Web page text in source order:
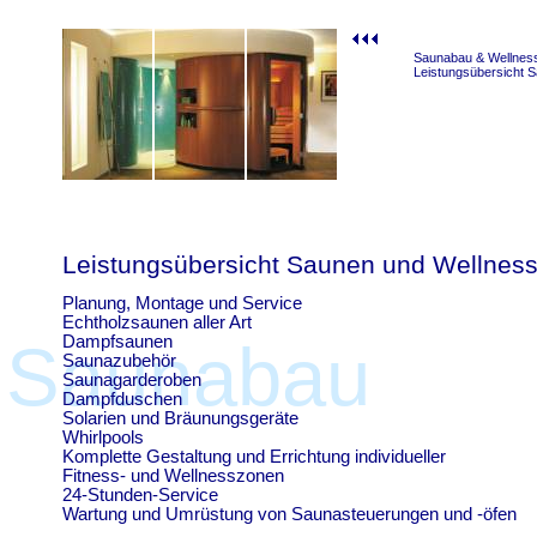
Saunabau &
Leistungsübersicht
Saunabau
Leistungsübersicht Saunen und
Planung, Montage und Service
Echtholzsaunen aller Art
Dampfsaunen
Saunazubehör
Saunagarderoben
Dampfduschen
Solarien und Bräunungsgeräte
Whirlpools
Komplette Gestaltung und Errichtung individueller
Fitness- und Wellnesszonen
24-Stunden-Service
Wartung und Umrüstung von Saunasteuerungen und -öfen